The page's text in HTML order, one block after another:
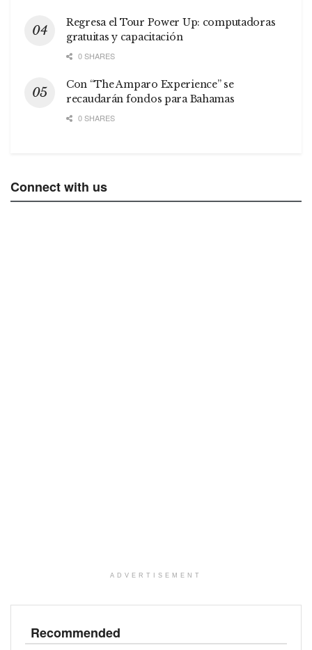
Regresa el Tour Power Up: computadoras
gratuitas y capacitación
0 SHARES
Con “The Amparo Experience” se
recaudarán fondos para Bahamas
0 SHARES
Connect with us
ADVERTISEMENT
Recommended